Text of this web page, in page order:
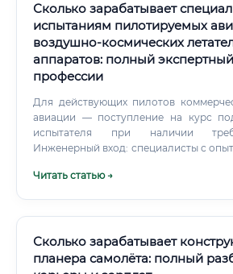
Сколько зарабатывает
испытаниям пилотируемых
воздушно-космических
аппаратов: полный
профессии
Для действующих пилотов
авиации — поступление на курс
испытателя при наличии
Инженерный вход: специалисты с
в направление лётных испытаний
Читать статью →
Сколько зарабатывает
планера самолёта: полный